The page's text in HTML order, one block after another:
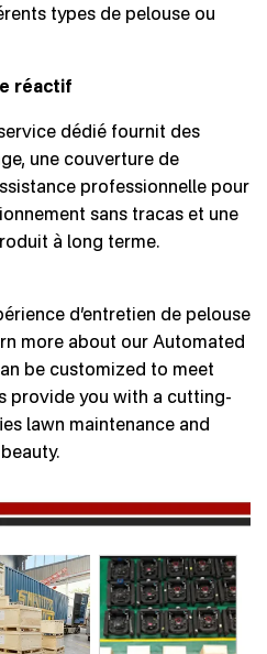
types de pelouse ou
réactif
dédié fournit des
une couverture de
professionnelle pour
sans tracas et une
à long terme.
d’entretien de pelouse
more about our Automated
be customized to meet
provide you with a cutting-
lawn maintenance and